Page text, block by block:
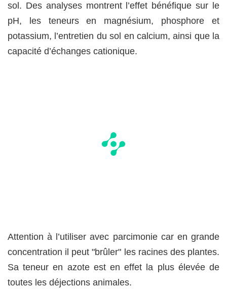
sol. Des analyses montrent l’effet bénéfique sur le
pH, les teneurs en magnésium, phosphore et
potassium, l’entretien du sol en calcium, ainsi que la
capacité d’échanges cationique.
Attention à l’utiliser avec parcimonie car en grande
concentration il peut "brûler" les racines des plantes.
Sa teneur en azote est en effet la plus élevée de
toutes les déjections animales.